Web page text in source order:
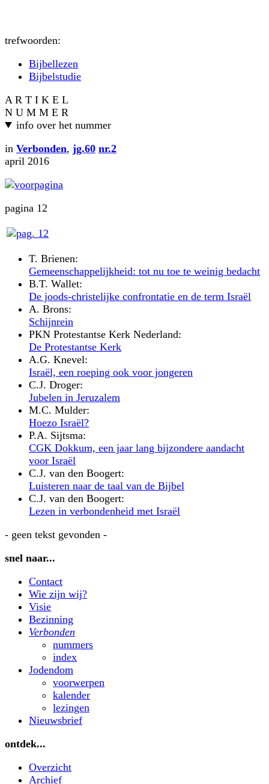
trefwoorden:
Bijbellezen
Bijbelstudie
A R T I K E L
N U M M E R
info over het nummer
in Verbonden, jg.60 nr.2
april 2016
pagina 12
T. Brienen:
Gemeenschappelijkheid: tot nu toe te weinig bedacht
B.T. Wallet:
De joods-christelijke confrontatie en de term Israël
A. Brons:
Schijnrein
PKN Protestantse Kerk Nederland:
De Protestantse Kerk
A.G. Knevel:
Israël, een roeping ook voor jongeren
C.J. Droger:
Jubelen in Jeruzalem
M.C. Mulder:
Hoezo Israël?
P.A. Sijtsma:
CGK Dokkum, een jaar lang bijzondere aandacht
voor Israël
C.J. van den Boogert:
Luisteren naar de taal van de Bijbel
C.J. van den Boogert:
Lezen in verbondenheid met Israël
- geen tekst gevonden -
snel naar...
Contact
Wie zijn wij?
Visie
Bezinning
Verbonden
nummers
index
Jodendom
voorwerpen
kalender
lezingen
Nieuwsbrief
ontdek...
Overzicht
Archief